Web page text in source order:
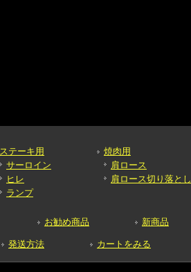
ステーキ用
サーロイン
ヒレ
ランプ
焼肉用
肩ロース
肩ロース切り落とし
お勧め商品 新商品
発送方法 カートをみる